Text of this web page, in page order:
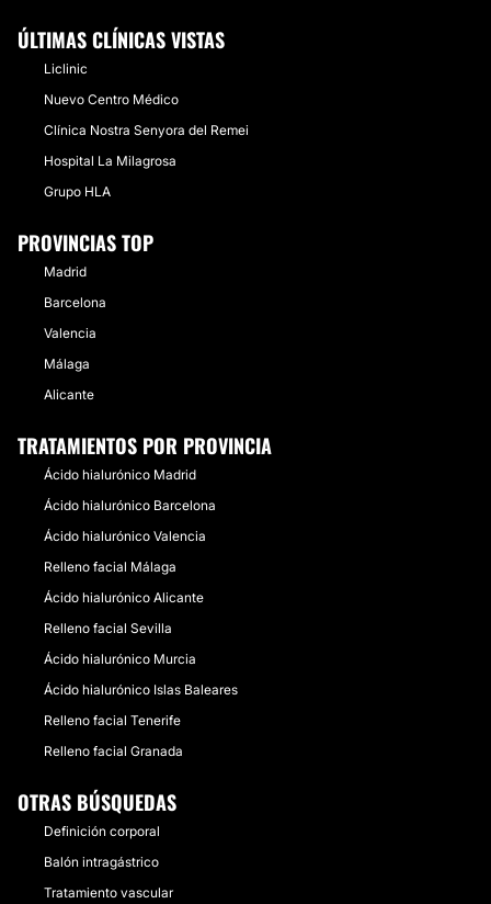
ÚLTIMAS CLÍNICAS VISTAS
Liclinic
Nuevo Centro Médico
Clínica Nostra Senyora del Remei
Hospital La Milagrosa
Grupo HLA
PROVINCIAS TOP
Madrid
Barcelona
Valencia
Málaga
Alicante
TRATAMIENTOS POR PROVINCIA
Ácido hialurónico Madrid
Ácido hialurónico Barcelona
Ácido hialurónico Valencia
Relleno facial Málaga
Ácido hialurónico Alicante
Relleno facial Sevilla
Ácido hialurónico Murcia
Ácido hialurónico Islas Baleares
Relleno facial Tenerife
Relleno facial Granada
OTRAS BÚSQUEDAS
Definición corporal
Balón intragástrico
Tratamiento vascular